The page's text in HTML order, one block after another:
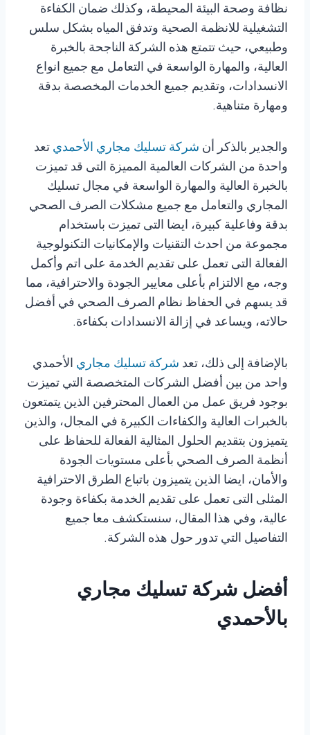
نظافة وصحة البيئة المحيطة، وكذلك ضمان الكفاءة
التشغيلية للانظمة الصحية وتدفق المياه بشكل سلس
وطبيعي، حيث تتمتع هذه الشركة الناجحة بالخبرة
العالية، والمهارة الواسعة في التعامل مع جميع انواع
الانسدادات، وتقديم جميع الخدمات المخصصة بدقة
ومهارة متناهية.
والجدير بالذكر أن شركة تسليك مجاري الأحمدي تعد
واحدة من الشركات العالمية المميزة التى قد تميزت
بالخبرة العالية والمهارة الواسعة في مجال تسليك
المجاري والتعامل مع جميع مشكلات الصرف الصحي
بدقة وفاعلية كبيرة، ايضا التى تميزت باستخدام
مجموعة من احدث التقنيات والإمكانيات التكنولوجية
الفعالة التى تعمل على تقديم الخدمة على اتم وأكمل
وجه، مع الالتزام بأعلى معايير الجودة والاحترافية، مما
قد يسهم في الحفاظ نظام الصرف الصحي في أفضل
حالاته، ويساعد في إزالة الانسدادات بكفاءة.
بالإضافة إلى ذلك، تعد شركة تسليك مجاري الأحمدي
واحد من بين أفضل الشركات المتخصصة التي تميزت
بوجود فريق عمل من العمال المحترفين الذين يتمتعون
بالخبرات العالية والكفاءات الكبيرة في المجال، والذين
يتميزون بتقديم الحلول المثالية الفعالة للحفاظ على
أنظمة الصرف الصحي بأعلى مستويات الجودة
والأمان، ايضا الذين يتميزون باتباع الطرق الاحترافية
المثلى التى تعمل على تقديم الخدمة بكفاءة وجودة
عالية، وفي هذا المقال، سنستكشف معا جميع
التفاصيل التي تدور حول هذه الشركة.
أفضل شركة تسليك مجاري
بالأحمدي